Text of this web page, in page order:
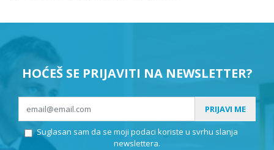
HOĆEŠ SE PRIJAVITI NA NEWSLETTER?
PRIJAVI ME
Suglasan sam da se moji podaci koriste u svrhu slanja
newslettera.